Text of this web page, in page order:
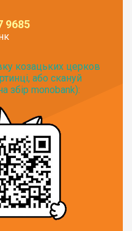
9685
козацьких церков
або скануй
збір monobank):